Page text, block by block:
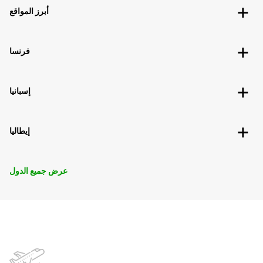
أبرز المواقع
فرنسا
إسبانيا
إيطاليا
عرض جميع الدول